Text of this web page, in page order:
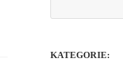
KATEGORIE: